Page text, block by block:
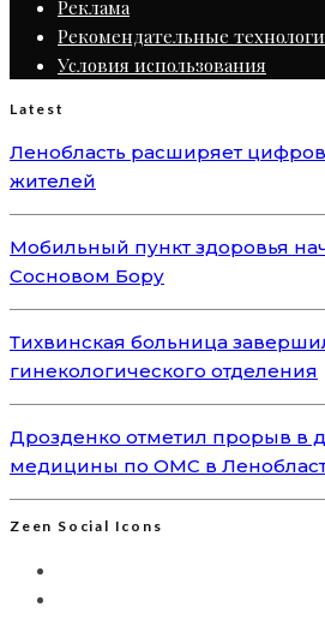
Реклама
Рекомендательные
Условия использования
Latest
Ленобласть расширяет
жителей
Мобильный пункт здоровья
Сосновом Бору
Тихвинская больница
гинекологического отделения
Дрозденко отметил прорыв в
медицины по ОМС в
Zeen Social Icons